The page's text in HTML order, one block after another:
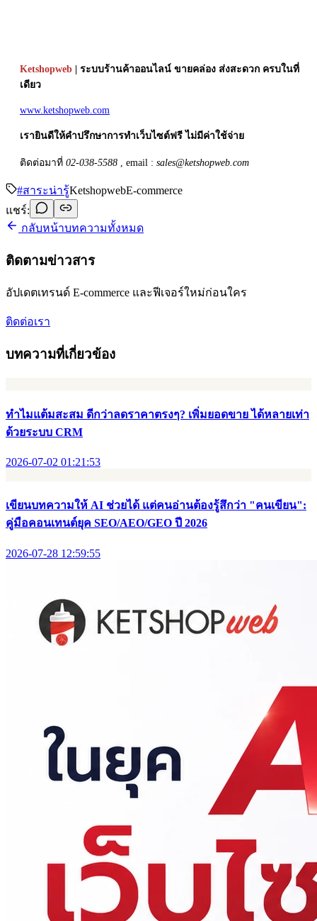
Ketshopweb | ระบบร้านค้าออนไลน์ ขายคล่อง ส่งสะดวก ครบในที่
เดียว
www.ketshopweb.com
เรายินดีให้คำปรึกษาการทำเว็บไซต์ฟรี ไม่มีค่าใช้จ่าย
ติดต่อมาที่ 02-038-5588 , email : sales@ketshopweb.com
#สาระน่ารู้KetshopwebE-commerce
แชร์:
กลับหน้าบทความทั้งหมด
ติดตามข่าวสาร
อัปเดตเทรนด์ E-commerce และฟีเจอร์ใหม่ก่อนใคร
ติดต่อเรา
บทความที่เกี่ยวข้อง